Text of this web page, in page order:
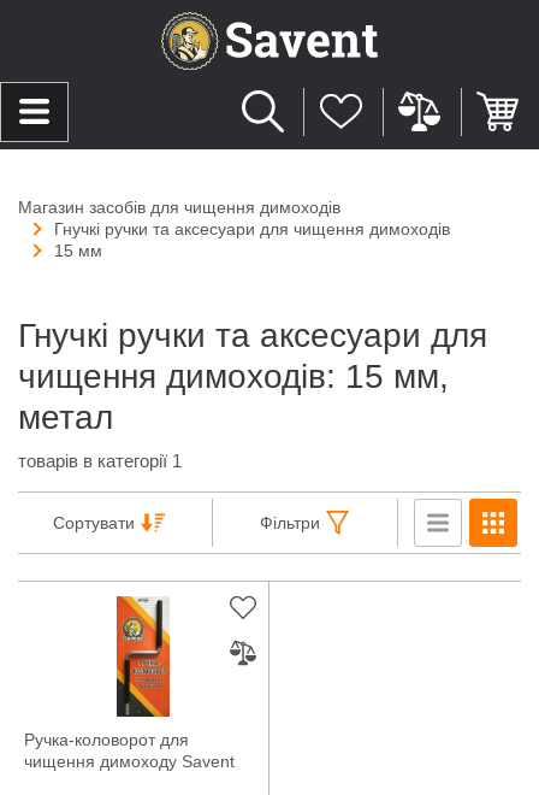
Магазин засобів для чищення димоходів
Гнучкі ручки та аксесуари для чищення димоходів
15 мм
Гнучкі ручки та аксесуари для
чищення димоходів: 15 мм,
метал
товарів в категорії 1
Сортувати Фільтри
Ручка-коловорот для
чищення димоходу Savent